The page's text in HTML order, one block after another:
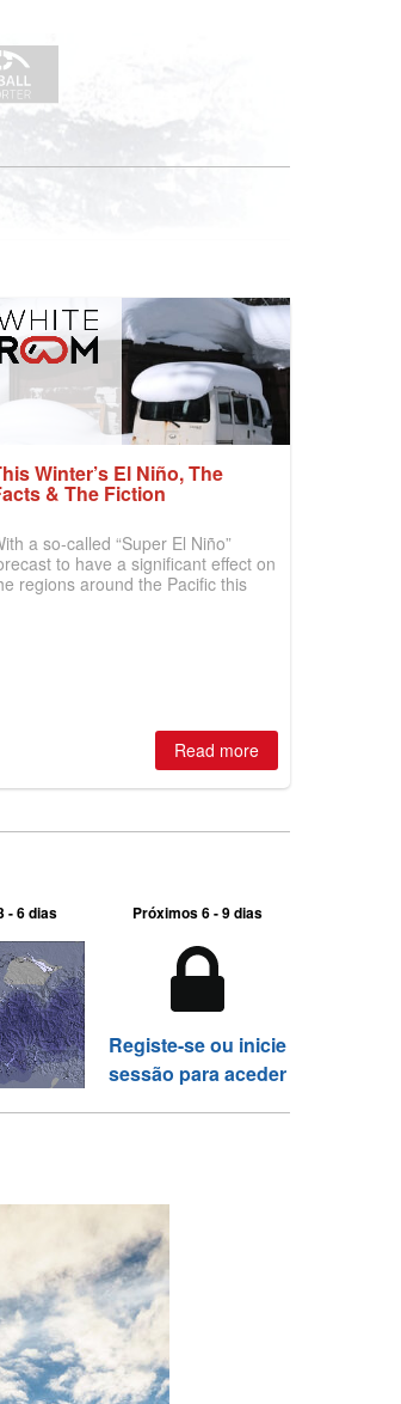
Winter’s El Niño, The
& The Fiction
a so-called “Super El Niño”
to have a significant effect on
regions around the Pacific this
Read more
- 6 dias Próximos 6 - 9 dias
Registe-se ou inicie
sessão para aceder